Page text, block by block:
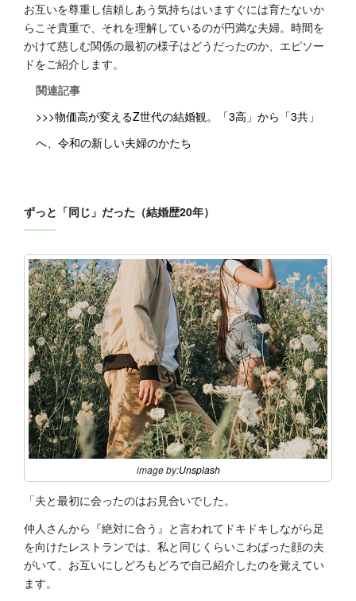
お互いを尊重し信頼しあう気持ちはいますぐには育たないか
らこそ貴重で、それを理解しているのが円満な夫婦。時間を
かけて慈しむ関係の最初の様子はどうだったのか、エピソー
ドをご紹介します。
関連記事
>>>物価高が変えるZ世代の結婚観。「3高」から「3共」
へ、令和の新しい夫婦のかたち
ずっと「同じ」だった（結婚歴20年）
image by:Unsplash
「夫と最初に会ったのはお見合いでした。
仲人さんから『絶対に合う』と言われてドキドキしながら足
を向けたレストランでは、私と同じくらいこわばった顔の夫
がいて、お互いにしどろもどろで自己紹介したのを覚えてい
ます。